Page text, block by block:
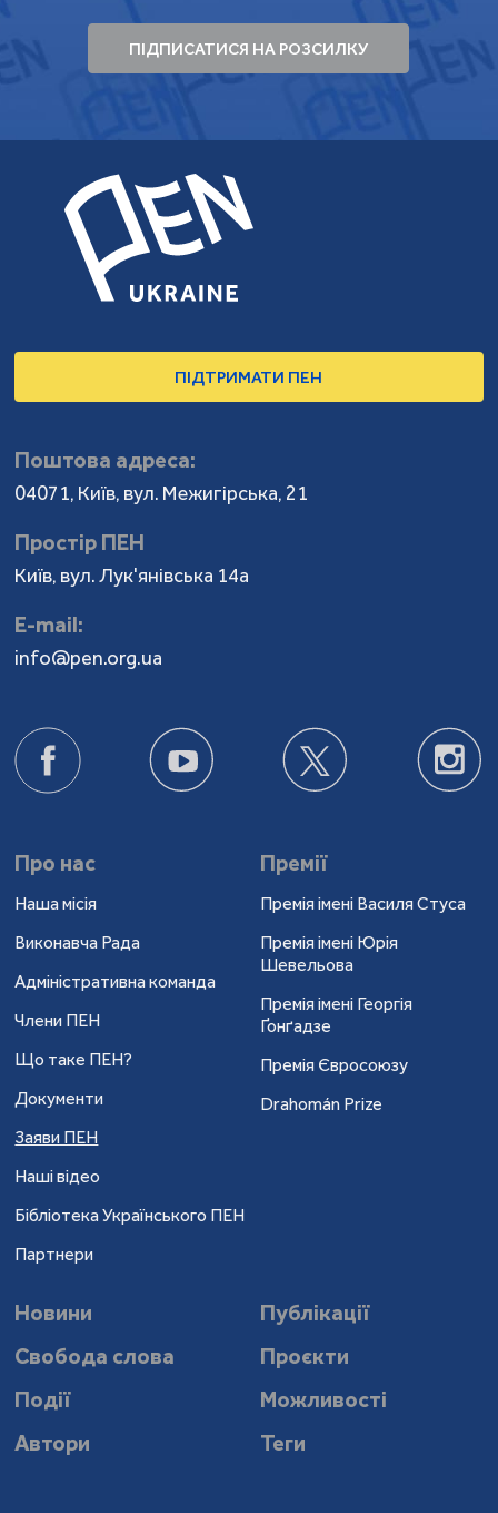
ПІДПИСАТИСЯ НА РОЗСИЛКУ
ПІДТРИМАТИ ПЕН
Поштова адреса:
04071, Київ, вул. Межигірська, 21
Простір ПЕН
Київ, вул. Лук'янівська 14а
Е-mail:
info@pen.org.ua
Про нас
Наша місія
Виконавча Рада
Адміністративна команда
Члени ПЕН
Що таке ПЕН?
Документи
Заяви ПЕН
Наші відео
Бібліотека Українського ПЕН
Партнери
Премії
Премія імені Василя Стуса
Премія імені Юрія
Шевельова
Премія імені Георгія
Ґонґадзе
Премія Євросоюзу
Drahomán Prize
Новини
Публікації
Свобода слова
Проєкти
Події
Можливості
Автори
Теги